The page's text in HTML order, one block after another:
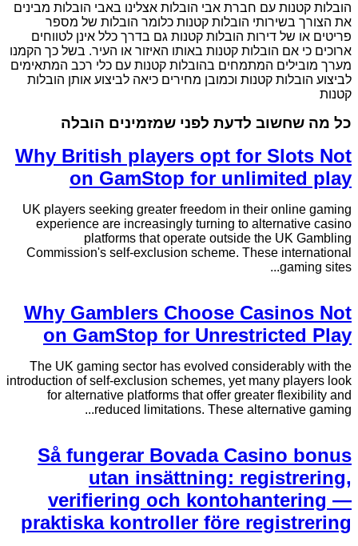
הובלות קטנות עם חברת אבי הובלות אצלינו באבי הובלות מבינים
את הצורך בשירותי הובלות קטנות כלומר הובלות של מספר
פריטים או של דירות הובלות קטנות גם בדרך כלל אינן לטווחים
ארוכים כי אם הובלות קטנות באותו האיזור או העיר. בשל כך הקמנו
מערך מובילים המתמחים בהובלות קטנות עם כלי רכב המתאימים
לביצוע הובלות קטנות וכמובן מחירים כיאה לביצוע אותן הובלות
קטנות
כל מה שחשוב לדעת לפני שמזמינים הובלה
Why British players opt for Slots Not
on GamStop for unlimited play
UK players seeking greater freedom in their online gaming
experience are increasingly turning to alternative casino
platforms that operate outside the UK Gambling
Commission's self-exclusion scheme. These international
gaming sites...
Why Gamblers Choose Casinos Not
on GamStop for Unrestricted Play
The UK gaming sector has evolved considerably with the
introduction of self-exclusion schemes, yet many players look
for alternative platforms that offer greater flexibility and
reduced limitations. These alternative gaming...
Så fungerar Bovada Casino bonus
utan insättning: registrering,
verifiering och kontohantering —
praktiska kontroller före registrering